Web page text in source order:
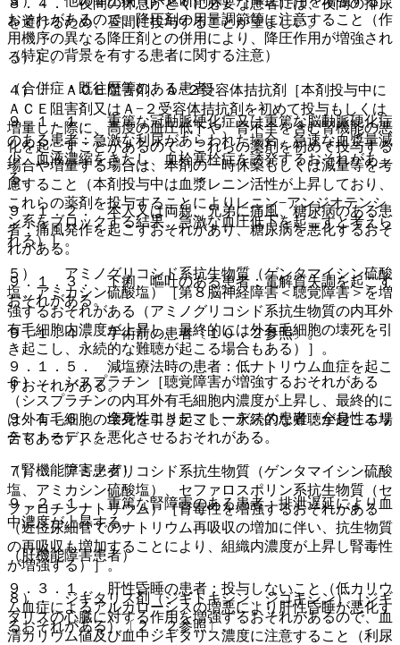
おそれがあるので、降圧剤の用量調節等に注意すること（作
用機序の異なる降圧剤との併用により、降圧作用が増強され
る）］。
４）． ＡＣＥ阻害剤、Ａ−２受容体拮抗剤［本剤投与中に
ＡＣＥ阻害剤又はＡ−２受容体拮抗剤を初めて投与もしくは
増量した際に、高度の血圧低下や、腎不全を含む腎機能の悪
化を起こすことがあるので、これらの薬剤を初めて投与する
場合や増量する場合は、本剤の一時休薬もしくは減量等を考
慮すること（本剤投与中は血漿レニン活性が上昇しており、
これらの薬剤を投与することによりレニン−アンジオテンシ
ン系をブロックする結果、急激な血圧低下を起こすと考えら
れる）］。
５）． アミノグリコシド系抗生物質（ゲンタマイシン硫酸
塩、アミカシン硫酸塩）［第８脳神経障害＜聴覚障害＞を増
強するおそれがある（アミノグリコシド系抗生物質の内耳外
有毛細胞内濃度が上昇し、最終的には外有毛細胞の壊死を引
き起こし、永続的な難聴が起こる場合もある）］。
６）． シスプラチン［聴覚障害が増強するおそれがある
（シスプラチンの内耳外有毛細胞内濃度が上昇し、最終的に
は外有毛細胞の壊死を引き起こし、永続的な難聴が起こる場
合もある）］。
７）． アミノグリコシド系抗生物質（ゲンタマイシン硫酸
塩、アミカシン硫酸塩）、セファロスポリン系抗生物質（セ
ファロチンナトリウム）［腎毒性を増強するおそれがある
（近位尿細管でのナトリウム再吸収の増加に伴い、抗生物質
の再吸収も増加することにより、組織内濃度が上昇し腎毒性
が増強する）］。
８）． ジギタリス剤（ジギトキシン、ジゴキシン）［ジギ
タリスの心臓に対する作用を増強するおそれがあるので、血
清カリウム値及び血中ジギタリス濃度に注意すること（利尿
を避けるため、昼間に投与することが望ましい。
（特定の背景を有する患者に関する注意）
（合併症・既往歴等のある患者）
９．１．１． 重篤な冠動脈硬化症又は重篤な脳動脈硬化症
のある患者：急激な利尿があらわれた場合、急速な血漿量減
少、血液濃縮をきたし、血栓塞栓症を誘発するおそれがあ
る。
９．１．２． 本人又は両親、兄弟に痛風、糖尿病のある患
者：痛風発作を起こすおそれがあり、糖尿病を悪化するおそ
れがある。
９．１．３． 下痢、嘔吐のある患者：電解質失調を起こす
おそれがある。
９．１．４． 手術前の患者〔１０．２参照〕。
９．１．５． 減塩療法時の患者：低ナトリウム血症を起こ
すおそれがある。
９．１．６． 全身性エリテマトーデスの患者：全身性エリ
テマトーデスを悪化させるおそれがある。
（腎機能障害患者）
９．２．１． 重篤な腎障害のある患者：排泄遅延により血
中濃度が上昇する。
（肝機能障害患者）
９．３．１． 肝性昏睡の患者：投与しないこと（低カリウ
ム血症によるアルカローシスの増悪により肝性昏睡が悪化す
るおそれがある）〔２．２参照〕。